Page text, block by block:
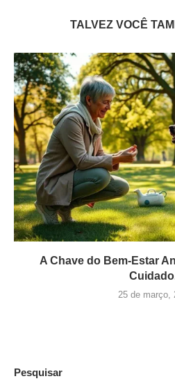
TALVEZ VOCÊ
A Chave do Bem-Estar
25 de março,
Pesquisar